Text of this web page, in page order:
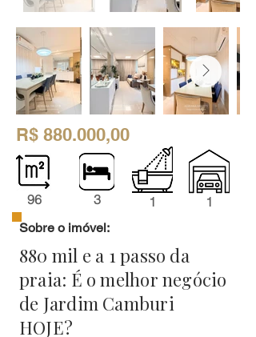
R$ 880.000,00
96 3 1 1
Sobre o imóvel:
880 mil e a 1 passo da
praia: É o melhor negócio
de Jardim Camburi
HOJE?